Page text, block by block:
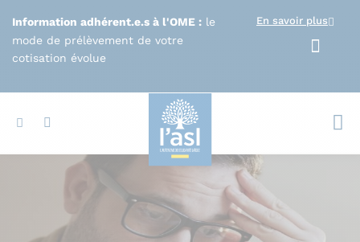
Information adhérent.e.s à l'OME : le
mode de prélèvement de votre
cotisation évolue
En savoir plus